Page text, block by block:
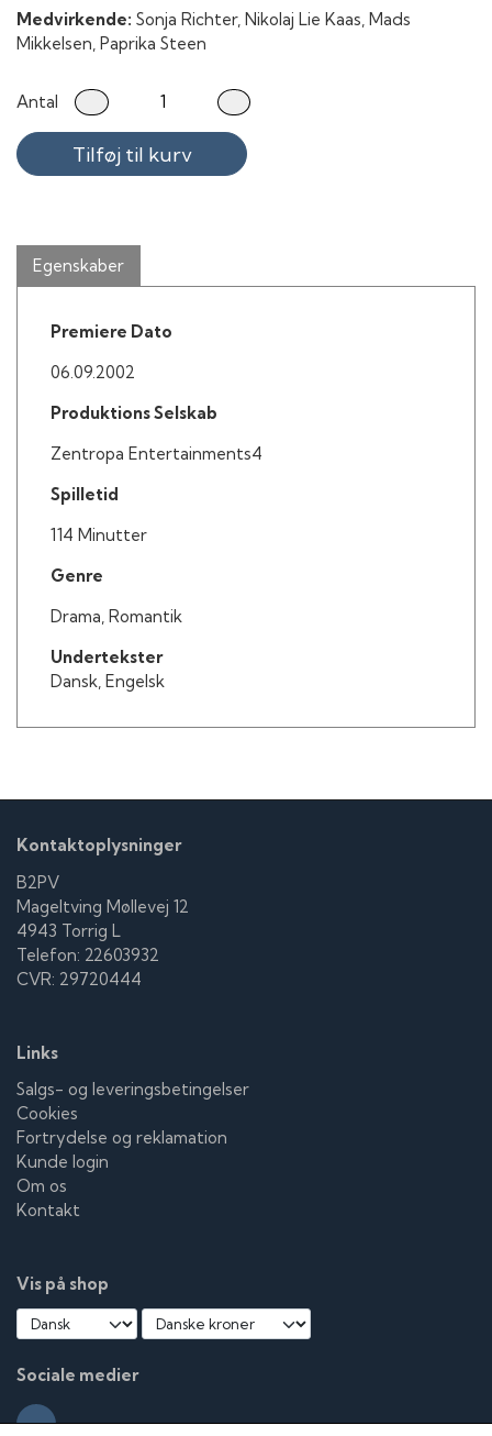
Medvirkende: Sonja Richter, Nikolaj Lie Kaas, Mads
Mikkelsen, Paprika Steen
Antal
Tilføj til kurv
Egenskaber
Premiere Dato
06.09.2002
Produktions Selskab
Zentropa Entertainments4
Spilletid
114 Minutter
Genre
Drama, Romantik
Undertekster
Dansk, Engelsk
Kontaktoplysninger
B2PV
Mageltving Møllevej 12
4943 Torrig L
Telefon: 22603932
CVR: 29720444
Links
Salgs- og leveringsbetingelser
Cookies
Fortrydelse og reklamation
Kunde login
Om os
Kontakt
Vis på shop
Sociale medier